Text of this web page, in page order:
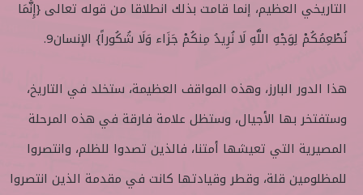
التاريخي العظيم، إنما قامت بذلك انطلاقا من قوله تعالى {إِنَّمَا
نُطْعِمُكُمْ لِوَجْهِ اللَّهِ لَا نُرِيدُ مِنكُمْ جَزَاء وَلَا شُكُوراً} الإنسان9.
هذا الدور البارز، وهذه المواقف العظيمة، ستخلد في التاريخ،
وستفتخر بها الأجيال، وستظل علامة فارقة في هذه المرحلة
المصيرية التي تعيشها أمتنا، فالذين تصدوا للظلم، وانتصروا
للمظلومين قلة، وقطر وقيادتها كانت في مقدمة الذين انتصروا